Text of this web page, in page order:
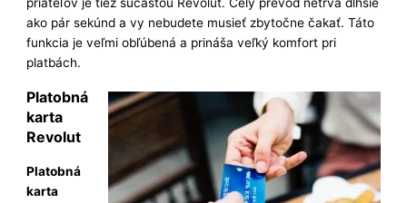
priateľov je tiež súčasťou Revolut. Celý prevod netrvá dlhšie
ako pár sekúnd a vy nebudete musieť zbytočne čakať. Táto
funkcia je veľmi obľúbená a prináša veľký komfort pri
platbách.
Platobná
karta
Revolut
Platobná
karta